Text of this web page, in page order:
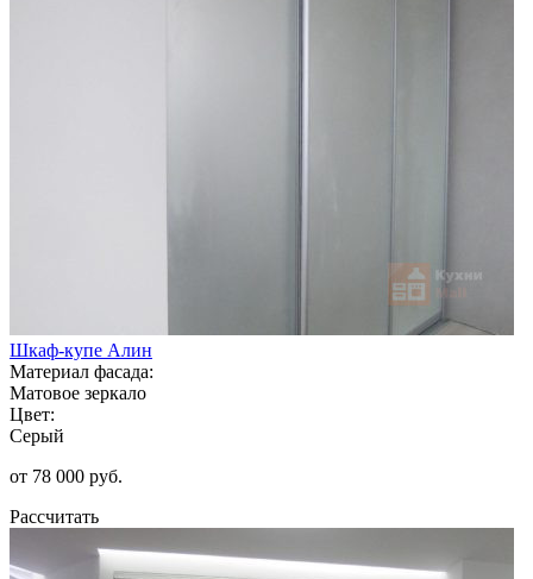
Шкаф-купе Алин
Материал фасада:
Матовое зеркало
Цвет:
Серый
от 78 000 руб.
Рассчитать